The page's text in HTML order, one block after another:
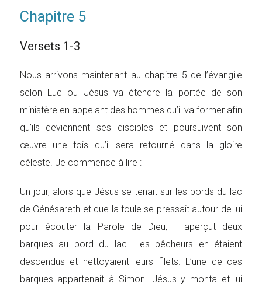
Chapitre 5
Versets 1-3
Nous arrivons maintenant au chapitre 5 de l’évangile
selon Luc ou Jésus va étendre la portée de son
ministère en appelant des hommes qu’il va former afin
qu’ils deviennent ses disciples et poursuivent son
œuvre une fois qu’il sera retourné dans la gloire
céleste. Je commence à lire :
Un jour, alors que Jésus se tenait sur les bords du lac
de Génésareth et que la foule se pressait autour de lui
pour écouter la Parole de Dieu, il aperçut deux
barques au bord du lac. Les pêcheurs en étaient
descendus et nettoyaient leurs filets. L’une de ces
barques appartenait à Simon. Jésus y monta et lui